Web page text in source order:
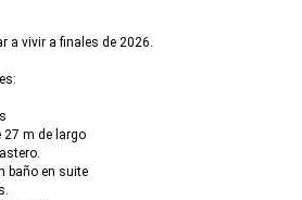
a vivir a finales de 2026.
m de largo
baño en suite